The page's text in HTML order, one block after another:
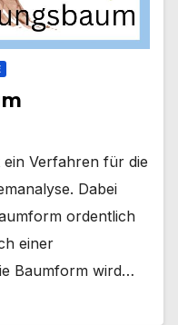
Verfahren für die
Dabei
ordentlich
einer
Baumform wird…